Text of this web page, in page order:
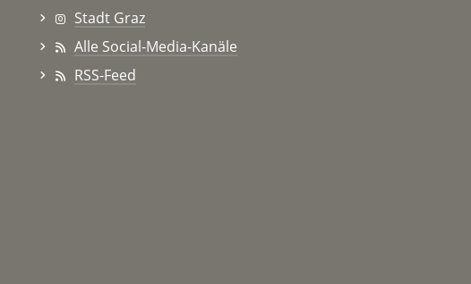
Stadt Graz
Alle Social-Media-Kanäle
RSS-Feed